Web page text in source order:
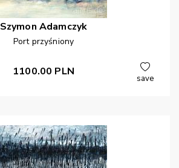
Szymon Adamczyk
Port przyśniony
1100.00 PLN
save